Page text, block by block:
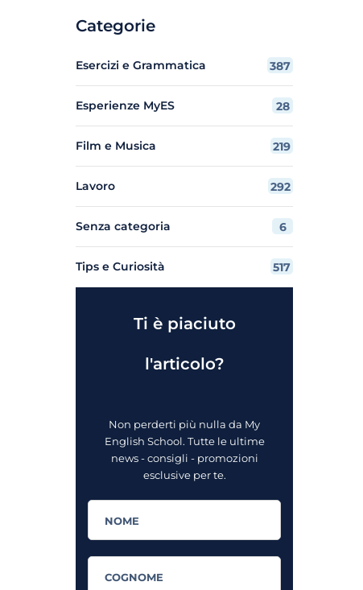
Categorie
Esercizi e Grammatica 387
Esperienze MyES 28
Film e Musica 219
Lavoro 292
Senza categoria 6
Tips e Curiosità 517
Ti è piaciuto
l'articolo?
Non perderti più nulla da My
English School. Tutte le ultime
news - consigli - promozioni
esclusive per te.